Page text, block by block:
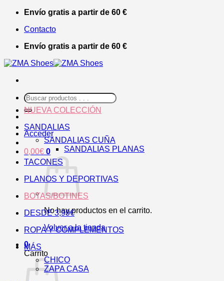
Saltar
contenido
Envío gratis a partir de 60 €
Contacto
Envío gratis a partir de 60 €
Buscar
por:
Acceder
0,00€ 0
No hay productos en el carrito.
Volver a la tienda
0
Carrito
NUEVA COLECCIÓN
SANDALIAS
SANDALIAS CUÑA
SANDALIAS PLANAS
TACONES
PLANOS Y DEPORTIVAS
BOTAS/BOTINES
DESDE 3,99€
ROPA Y COMPLEMENTOS
MÁS
CHICO
ZAPA CASA